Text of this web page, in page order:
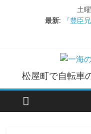
キ
土
最新:
『豊臣
●大和郡
大阪城
一
海
松屋町で自転車